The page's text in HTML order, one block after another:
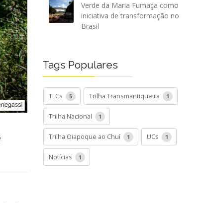
Verde da Maria Fumaça como
iniciativa de transformação no
Brasil
Tags Populares
TLCs 5 Trilha Transmantiqueira 1
Trilha Nacional 1
Trilha Oiapoque ao Chuí 1 UCs 1
Notícias 1